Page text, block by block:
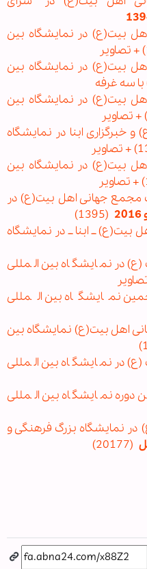
بیت(ع) در نمایشگاه بین
بیت(ع) در نمایشگاه بین
بیت(ع) در نمایشگاه بین
ابنا در نمایشگاه
بیت(ع) در نمایشگاه بین
مجمع جهانی اهل بیت(ع) در
(1395)
ــ ابنا ــ در نمایشگاه
در نمایشگاه بین المللی
نمایشگاه بین المللی
اهل بیت(ع) نمایشگاه بین
در نمایشگاه بین المللی
نمایشگاه بین المللی
نمایشگاه بزرگ فرهنگی و
(20177)